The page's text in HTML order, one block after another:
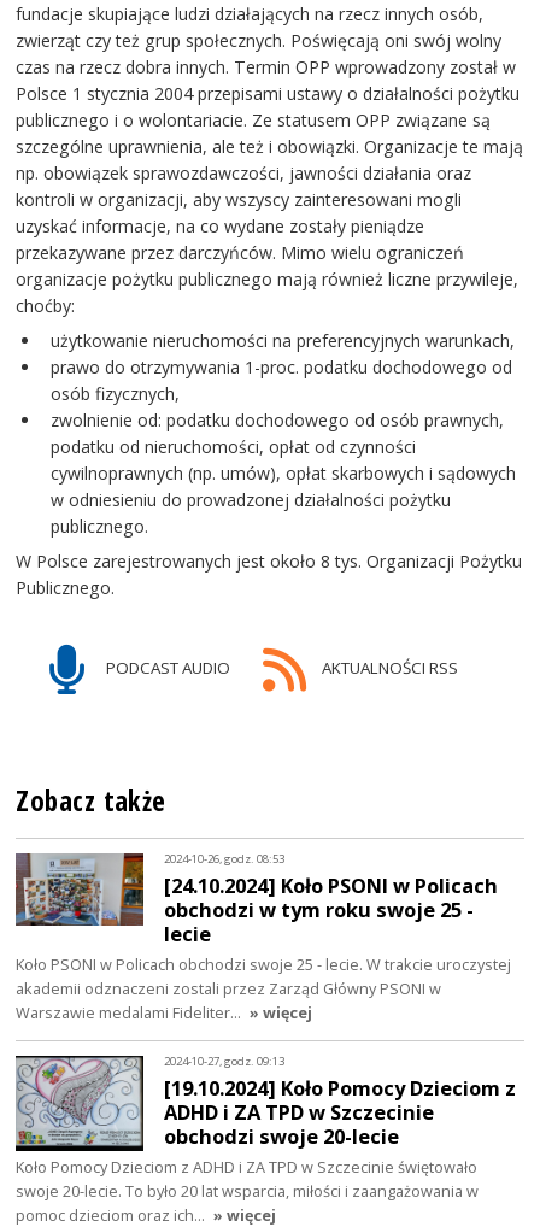
fundacje skupiające ludzi działających na rzecz innych osób,
zwierząt czy też grup społecznych. Poświęcają oni swój wolny
czas na rzecz dobra innych. Termin OPP wprowadzony został w
Polsce 1 stycznia 2004 przepisami ustawy o działalności pożytku
publicznego i o wolontariacie. Ze statusem OPP związane są
szczególne uprawnienia, ale też i obowiązki. Organizacje te mają
np. obowiązek sprawozdawczości, jawności działania oraz
kontroli w organizacji, aby wszyscy zainteresowani mogli
uzyskać informacje, na co wydane zostały pieniądze
przekazywane przez darczyńców. Mimo wielu ograniczeń
organizacje pożytku publicznego mają również liczne przywileje,
choćby:
użytkowanie nieruchomości na preferencyjnych warunkach,
prawo do otrzymywania 1-proc. podatku dochodowego od
osób fizycznych,
zwolnienie od: podatku dochodowego od osób prawnych,
podatku od nieruchomości, opłat od czynności
cywilnoprawnych (np. umów), opłat skarbowych i sądowych
w odniesieniu do prowadzonej działalności pożytku
publicznego.
W Polsce zarejestrowanych jest około 8 tys. Organizacji Pożytku
Publicznego.
PODCAST AUDIO AKTUALNOŚCI RSS
Zobacz także
2024-10-26, godz. 08:53
[24.10.2024] Koło PSONI w Policach
obchodzi w tym roku swoje 25 -
lecie
Koło PSONI w Policach obchodzi swoje 25 - lecie. W trakcie uroczystej
akademii odznaczeni zostali przez Zarząd Główny PSONI w
Warszawie medalami Fideliter… » więcej
2024-10-27, godz. 09:13
[19.10.2024] Koło Pomocy Dzieciom z
ADHD i ZA TPD w Szczecinie
obchodzi swoje 20-lecie
Koło Pomocy Dzieciom z ADHD i ZA TPD w Szczecinie świętowało
swoje 20-lecie. To było 20 lat wsparcia, miłości i zaangażowania w
pomoc dzieciom oraz ich… » więcej